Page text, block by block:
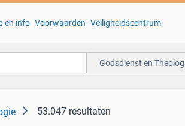
en info Voorwaarden Veiligheidscentrum
Godsdienst en
53.047 resultaten